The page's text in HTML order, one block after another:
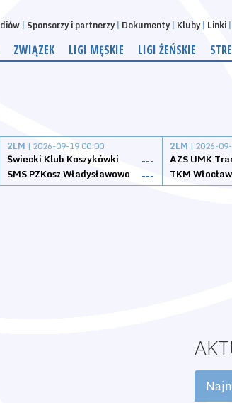
Sponsorzy i partnerzy Dokumenty Kluby Linki
ZWIĄZEK LIGI MĘSKIE LIGI ŻEŃSKIE
2LM | 2026-09-19 00:00
Świecki Klub Koszykówki
---
SMS PZKosz Władysławowo
---
2LM | 2026-
AZS UMK
TKM